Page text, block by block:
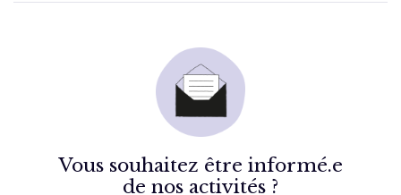
Vous souhaitez être informé.e
de nos activités ?